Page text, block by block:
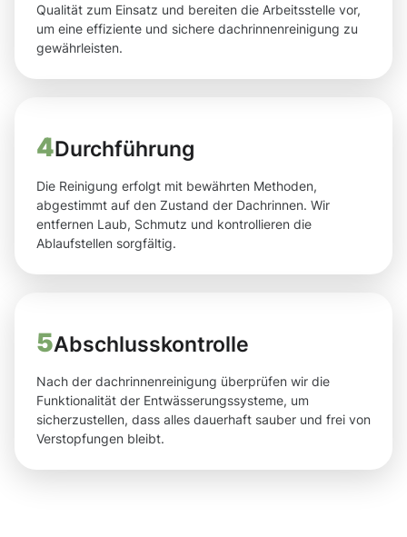
Qualität zum Einsatz und bereiten die Arbeitsstelle vor,
um eine effiziente und sichere dachrinnenreinigung zu
gewährleisten.
4Durchführung
Die Reinigung erfolgt mit bewährten Methoden,
abgestimmt auf den Zustand der Dachrinnen. Wir
entfernen Laub, Schmutz und kontrollieren die
Ablaufstellen sorgfältig.
5Abschlusskontrolle
Nach der dachrinnenreinigung überprüfen wir die
Funktionalität der Entwässerungssysteme, um
sicherzustellen, dass alles dauerhaft sauber und frei von
Verstopfungen bleibt.